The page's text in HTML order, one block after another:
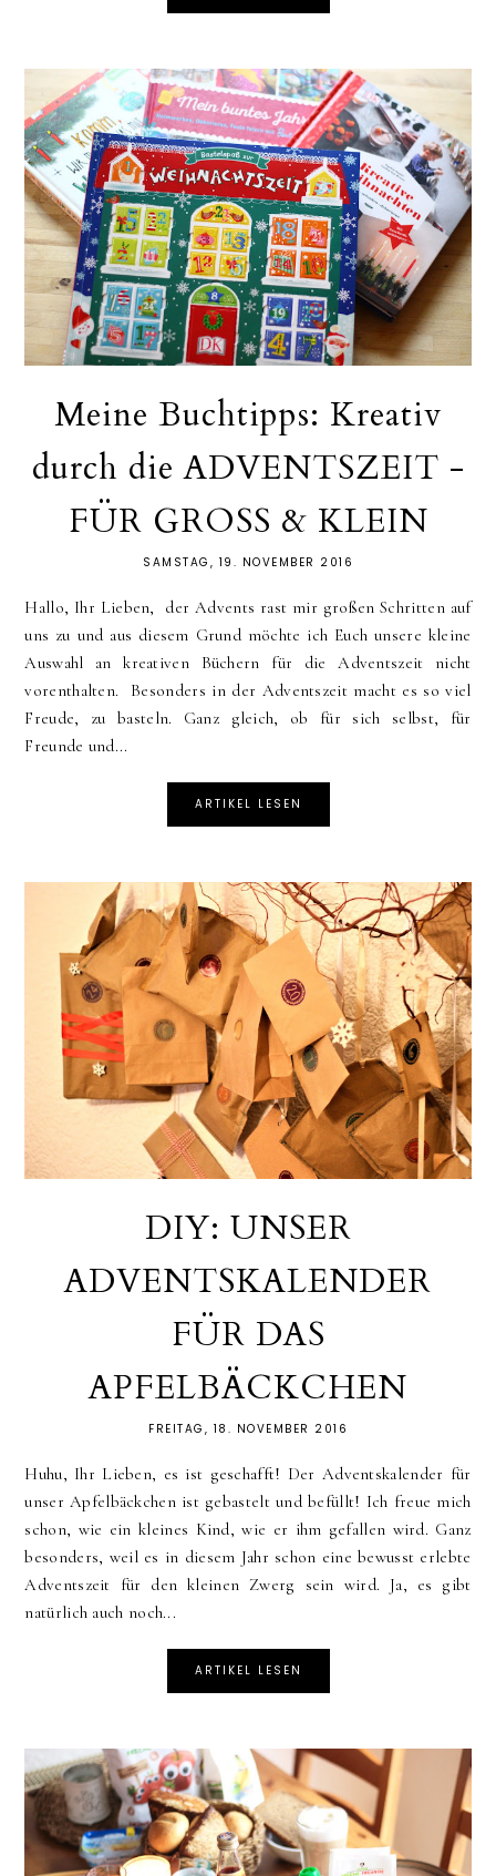
Meine Buchtipps: Kreativ
durch die ADVENTSZEIT -
FÜR GROSS & KLEIN
SAMSTAG, 19. NOVEMBER 2016
Hallo, Ihr Lieben, der Advents rast mir großen Schritten auf
uns zu und aus diesem Grund möchte ich Euch unsere kleine
Auswahl an kreativen Büchern für die Adventszeit nicht
vorenthalten. Besonders in der Adventszeit macht es so viel
Freude, zu basteln. Ganz gleich, ob für sich selbst, für
Freunde und...
ARTIKEL LESEN
DIY: UNSER
ADVENTSKALENDER
FÜR DAS
APFELBÄCKCHEN
FREITAG, 18. NOVEMBER 2016
Huhu, Ihr Lieben, es ist geschafft! Der Adventskalender für
unser Apfelbäckchen ist gebastelt und befüllt! Ich freue mich
schon, wie ein kleines Kind, wie er ihm gefallen wird. Ganz
besonders, weil es in diesem Jahr schon eine bewusst erlebte
Adventszeit für den kleinen Zwerg sein wird. Ja, es gibt
natürlich auch noch...
ARTIKEL LESEN